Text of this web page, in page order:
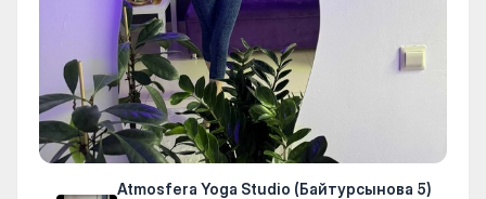
Atmosfera Yoga Studio (Байтурсынова 5)